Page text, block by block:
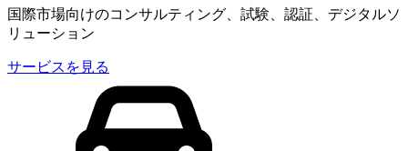
国際市場向けのコンサルティング、試験、認証、デジタルソ
リューション
サービスを見る